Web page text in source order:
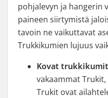
pohjalevyn ja hangerin
paineen siirtymistä
tavoin ne vaikuttavat
Trukkikumien lujuus
Kovat
vakaammat
Trukit ovat